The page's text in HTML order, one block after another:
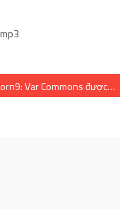
Norn9: Var Commons được thiết lập vào tháng 3 năm 2023 & Norn9: Kỷ nguyên cuối cùng được lên lịch cho mùa hè năm 2023 trên Nintendo Switch